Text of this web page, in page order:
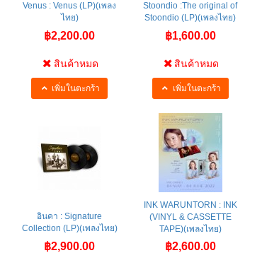
Venus : Venus (LP)(เพลง
ไทย)
฿2,200.00
สินค้าหมด
เพิ่มในตะกร้า
Stoondio :The original of
Stoondio (LP)(เพลงไทย)
฿1,600.00
สินค้าหมด
เพิ่มในตะกร้า
อินคา : Signature
Collection (LP)(เพลงไทย)
฿2,900.00
INK WARUNTORN : INK
(VINYL & CASSETTE
TAPE)(เพลงไทย)
฿2,600.00